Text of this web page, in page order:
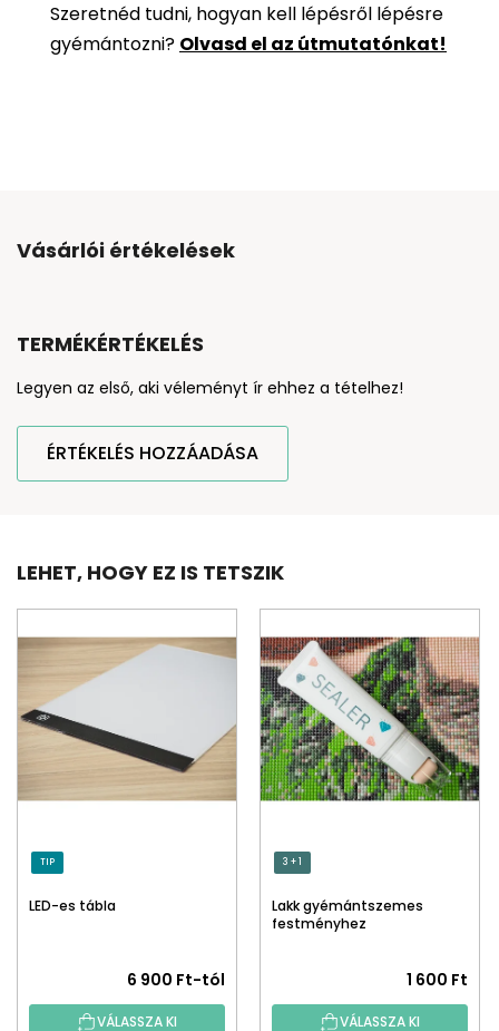
Szeretnéd tudni, hogyan kell lépésről lépésre
gyémántozni? Olvasd el az útmutatónkat!
Vásárlói értékelések
TERMÉKÉRTÉKELÉS
Legyen az első, aki véleményt ír ehhez a tételhez!
ÉRTÉKELÉS HOZZÁADÁSA
LEHET, HOGY EZ IS TETSZIK
TIP
LED-es tábla
6 900 Ft-tól
VÁLASSZA KI
3 + 1
Lakk gyémántszemes
festményhez
termék
1 600 Ft
VÁLASSZA KI